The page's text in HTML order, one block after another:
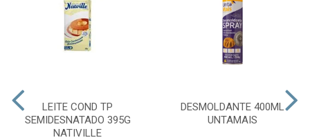
LEITE COND TP
SEMIDESNATADO 395G
NATIVILLE
DESMOLDANTE 400ML
UNTAMAIS